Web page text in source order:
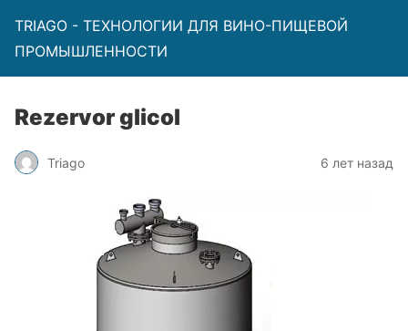
TRIAGO - ТЕХНОЛОГИИ ДЛЯ ВИНО-ПИЩЕВОЙ
ПРОМЫШЛЕННОСТИ
Rezervor glicol
Triago 6 лет назад